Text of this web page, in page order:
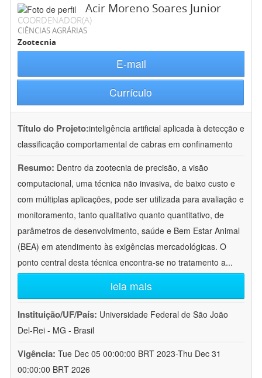
Acir Moreno Soares Junior
COORDENADOR(A)
CIÊNCIAS AGRÁRIAS
Zootecnia
E-mail
Currículo
Título do Projeto:inteligência artificial aplicada à detecção e
classificação comportamental de cabras em confinamento
Resumo: Dentro da zootecnia de precisão, a visão
computacional, uma técnica não invasiva, de baixo custo e
com múltiplas aplicações, pode ser utilizada para avaliação e
monitoramento, tanto qualitativo quanto quantitativo, de
parâmetros de desenvolvimento, saúde e Bem Estar Animal
(BEA) em atendimento às exigências mercadológicas. O
ponto central desta técnica encontra-se no tratamento a...
leia mais
Instituição/UF/País: Universidade Federal de São João
Del-Rei - MG - Brasil
Vigência: Tue Dec 05 00:00:00 BRT 2023-Thu Dec 31
00:00:00 BRT 2026